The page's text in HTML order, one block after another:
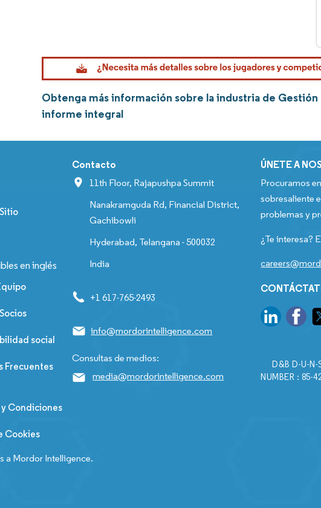
Obtenga más información sobre la industria de
informe integral
en inglés
social
Frecuentes
Condiciones
Cookies
Contacto
11th Floor, Rajapushpa Summit
Nanakramguda Rd, Financial District,
Gachibowli
Hyderabad, Telangana - 500032
India
+1 617-765-2493
info@mordorintelligence.com
Consultas de medios:
media@mordorintelligence.com
ÚNETE A
Procuramos
sobresaliente
problemas y
¿Te interesa?
D&B D-U-
NUMBER : 85-
a Mordor Intelligence.